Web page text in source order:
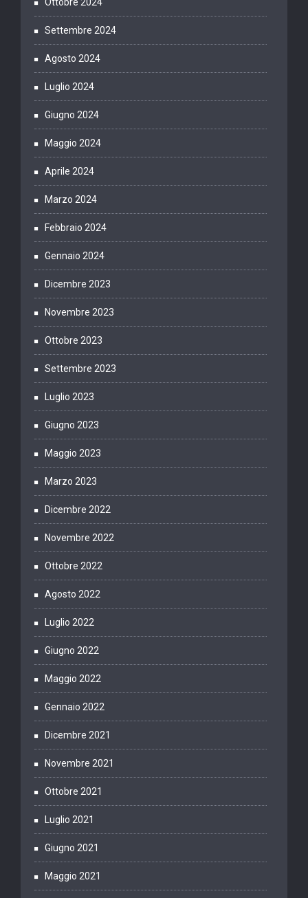
Ottobre 2024
Settembre 2024
Agosto 2024
Luglio 2024
Giugno 2024
Maggio 2024
Aprile 2024
Marzo 2024
Febbraio 2024
Gennaio 2024
Dicembre 2023
Novembre 2023
Ottobre 2023
Settembre 2023
Luglio 2023
Giugno 2023
Maggio 2023
Marzo 2023
Dicembre 2022
Novembre 2022
Ottobre 2022
Agosto 2022
Luglio 2022
Giugno 2022
Maggio 2022
Gennaio 2022
Dicembre 2021
Novembre 2021
Ottobre 2021
Luglio 2021
Giugno 2021
Maggio 2021